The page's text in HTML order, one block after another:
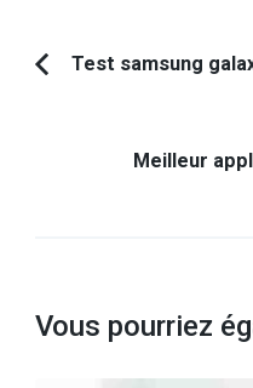
Navigation
Article
Test samsung
Meilleur
Vous pourriez